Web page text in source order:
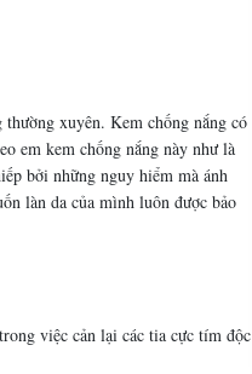
thường xuyên. Kem chống nắng có
em kem chống nắng này như là
bởi những nguy hiểm mà ánh
làn da của mình luôn được bảo
việc cản lại các tia cực tím độc